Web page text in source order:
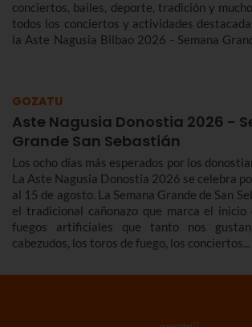
conciertos, bailes, deporte, tradición y
todos los conciertos y actividades
la Aste Nagusia Bilbao 2026 - Semana
GOZATU
Aste Nagusia Donostia 2026 -
Grande San Sebastián
Los ocho días más esperados por los
La Aste Nagusia Donostia 2026 se celebra
al 15 de agosto. La Semana Grande de San
el tradicional cañonazo que marca el
fuegos artificiales que tanto nos
cabezudos, los toros de fuego, los conciertos...